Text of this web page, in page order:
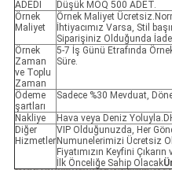
ADEDI
Düşük MOQ 500 ADET.
Örnek
Maliyet
Örnek Maliyet
İhtiyacımız Varsa, Stil
Siparişiniz Olduğunda
Örnek
Zaman
ve Toplu
Zaman
5-7 İş Günü Etrafında
Süre.
Ödeme
şartları
Sadece %30 Mevduat,
Nakliye
Hava veya Deniz
Diğer
Hizmetler
VIP Olduğunuzda, Her
Numunelerimizi Ücretsiz
Fiyatımızın Keyfini
İlk Önceliğe Sahip Olacak